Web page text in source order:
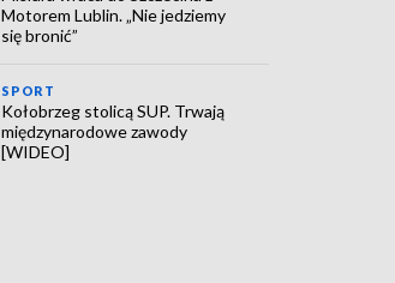
Motorem Lublin. „Nie jedziemy
się bronić”
SPORT
Kołobrzeg stolicą SUP. Trwają
międzynarodowe zawody
[WIDEO]